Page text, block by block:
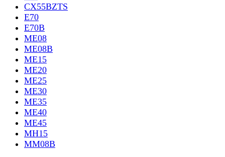
CX55BZTS
E70
E70B
ME08
ME08B
ME15
ME20
ME25
ME30
ME35
ME40
ME45
MH15
MM08B